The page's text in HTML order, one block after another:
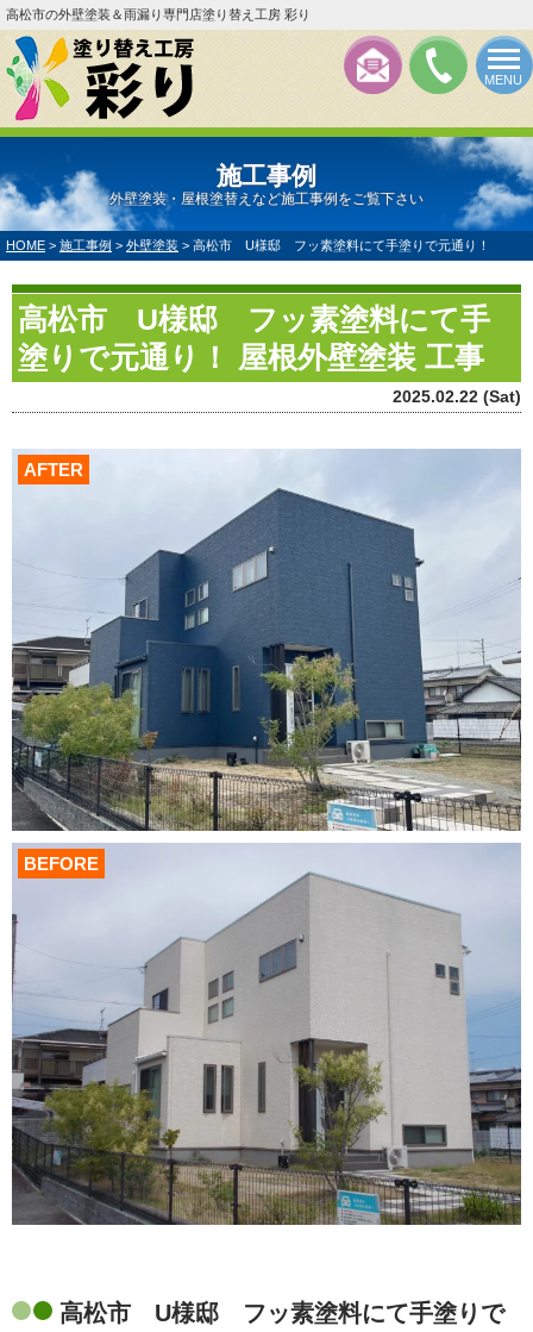
MENU
高松市の外壁塗装＆雨漏り専門店塗り替え工房 彩り
施工事例
外壁塗装・屋根塗替えなど施工事例をご覧下さい
HOME > 施工事例 > 外壁塗装 > 高松市 U様邸 フッ素塗料にて手塗りで元通り！
高松市 U様邸 フッ素塗料にて手
塗りで元通り！ 屋根外壁塗装 工事
2025.02.22 (Sat)
AFTER
BEFORE
高松市 U様邸 フッ素塗料にて手塗りで